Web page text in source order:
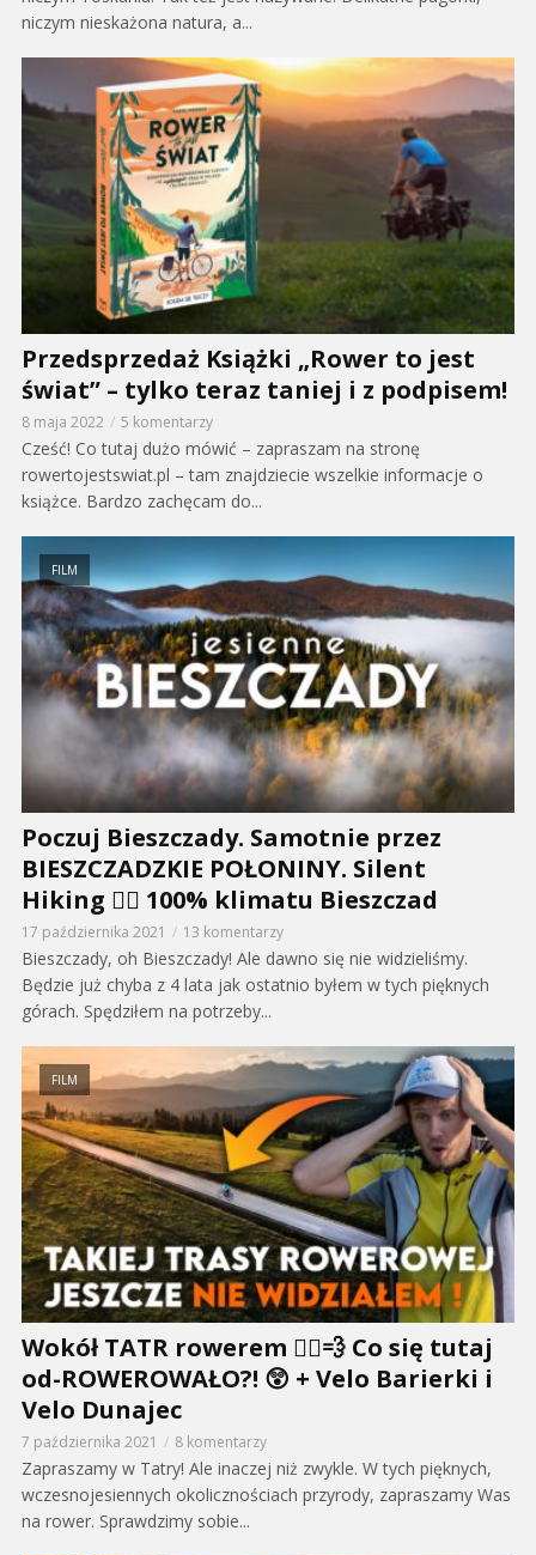
niczym nieskażona natura, a...
Przedsprzedaż Książki „Rower to jest
świat” – tylko teraz taniej i z podpisem!
8 maja 2022 5 komentarzy
Cześć! Co tutaj dużo mówić – zapraszam na stronę
rowertojestswiat.pl – tam znajdziecie wszelkie informacje o
książce. Bardzo zachęcam do...
FILM
Poczuj Bieszczady. Samotnie przez
BIESZCZADZKIE POŁONINY. Silent
Hiking 🚶‍♂️ 100% klimatu Bieszczad
17 października 2021 13 komentarzy
Bieszczady, oh Bieszczady! Ale dawno się nie widzieliśmy.
Będzie już chyba z 4 lata jak ostatnio byłem w tych pięknych
górach. Spędziłem na potrzeby...
FILM
Wokół TATR rowerem 🚴‍♂️💨 Co się tutaj
od-ROWEROWAŁO?! 😲 + Velo Barierki i
Velo Dunajec
7 października 2021 8 komentarzy
Zapraszamy w Tatry! Ale inaczej niż zwykle. W tych pięknych,
wczesnojesiennych okolicznościach przyrody, zapraszamy Was
na rower. Sprawdzimy sobie...